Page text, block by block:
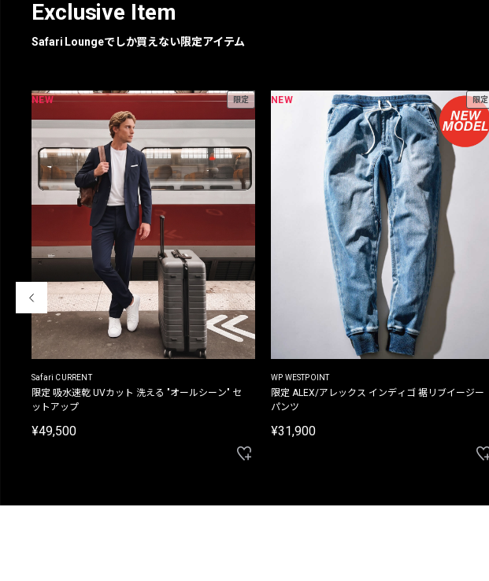
Exclusive Item
Safari Loungeでしか買えない限定アイテム
NEW 限定
Safari CURRENT
限定 吸水速乾 UVカット 洗える "オールシーン" セ
ットアップ
¥49,500
NEW 限定
WP WESTPOINT
限定 ALEX/アレックス インディゴ 裾リブイージー
パンツ
¥31,900